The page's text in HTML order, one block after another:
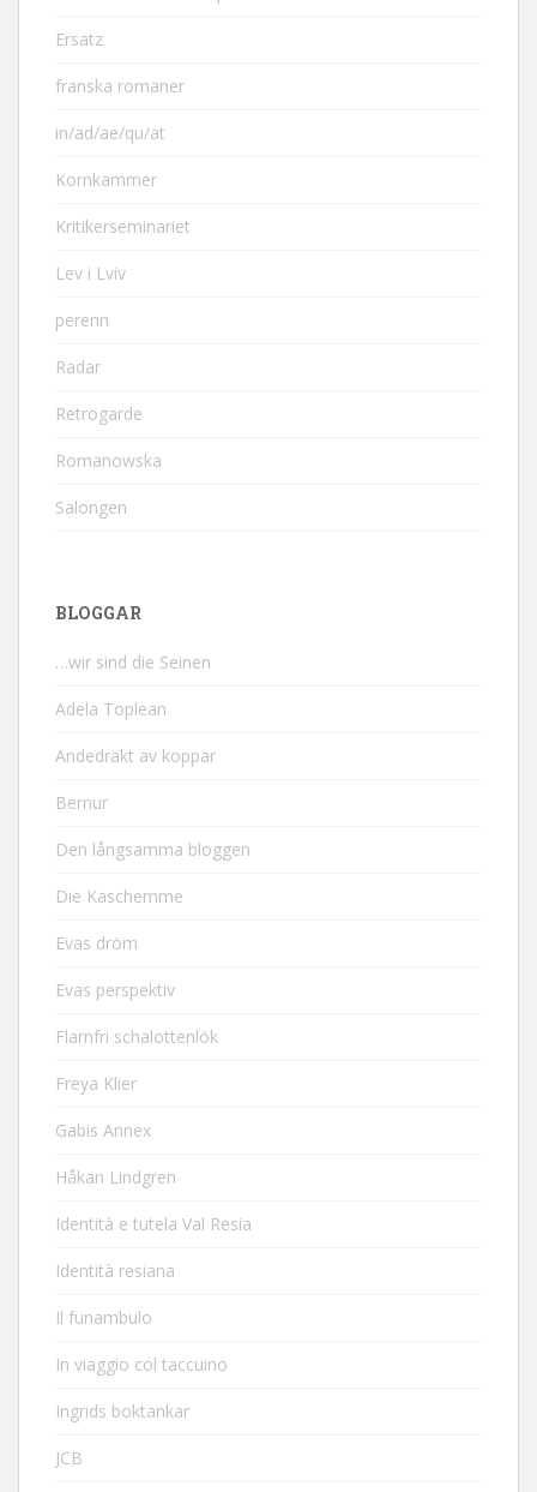
Ersatz
franska romaner
in/ad/ae/qu/at
Kornkammer
Kritikerseminariet
Lev i Lviv
perenn
Radar
Retrogarde
Romanowska
Salongen
BLOGGAR
…wir sind die Seinen
Adela Toplean
Andedräkt av koppar
Bernur
Den långsamma bloggen
Die Kaschemme
Evas dröm
Evas perspektiv
Flarnfri schalottenlök
Freya Klier
Gabis Annex
Håkan Lindgren
Identità e tutela Val Resia
Identità resiana
Il funambulo
In viaggio col taccuino
Ingrids boktankar
JCB